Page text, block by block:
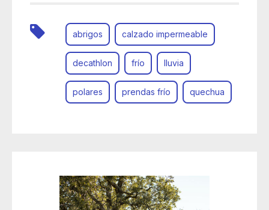
abrigos calzado impermeable
decathlon frío lluvia
polares prendas frío quechua